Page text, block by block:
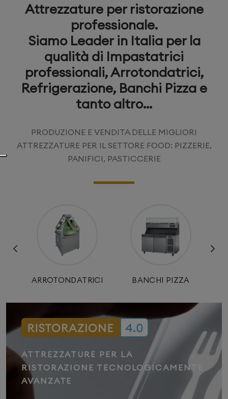
Attrezzature per ristorazione
professionale.
Siamo Leader in Italia per la
qualità di Impastatrici
professionali, Arrotondatrici,
Refrigerazione, Banchi Pizza e
tanto altro...
PRODUZIONE E VENDITA DELLE MIGLIORI
ATTREZZATURE PER IL SETTORE FOOD: PIZZERIE,
PANIFICI, PASTICCERIE
ARROTONDATRICI BANCHI PIZZA
ATTREZZATURE PER LA
RISTORAZIONE TECNOLOGICAMENTE
AVANZATE